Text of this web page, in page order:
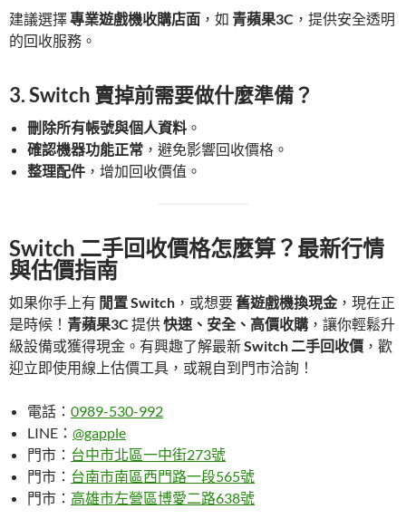
建議選擇 專業遊戲機收購店面 ，如 青蘋果3C ，提供安全透明
的回收服務。
3. Switch 賣掉前需要做什麼準備？
刪除所有帳號與個人資料 。
確認機器功能正常 ，避免影響回收價格。
整理配件 ，增加回收價值。
Switch 二手回收價格怎麼算？最新行情
與估價指南
如果你手上有 閒置 Switch ，或想要舊遊戲機換現金 ，現在正
是時候！ 青蘋果3C 提供快速、安全、高價收購 ，讓你輕鬆升
級設備或獲得現金。有興趣了解最新Switch 二手回收價 ，歡
迎立即使用線上估價工具，或親自到門市洽詢！
電話： 0989-530-992
LINE： @gapple
門市： 台中市北區一中街273號
門市： 台南市南區西門路一段565號
門市： 高雄市左營區博愛二路638號